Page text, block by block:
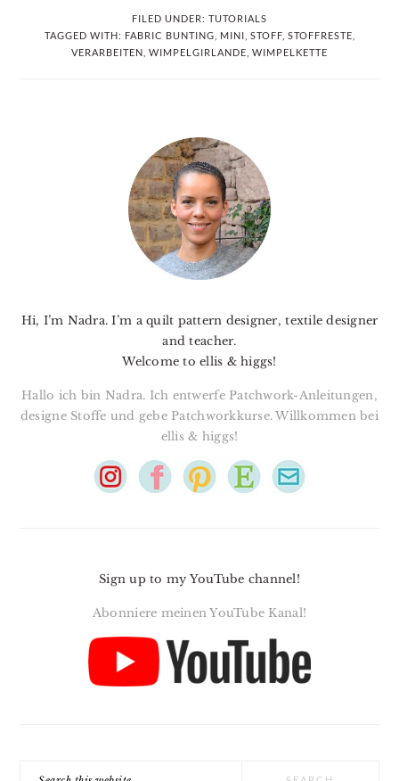
FILED UNDER: TUTORIALS
TAGGED WITH: FABRIC BUNTING MINI STOFF, STOFFRESTE
VERARBEITEN WIMPELGIRLANDE WIMPELKETTE
Hi, I’m Nadra. I’m a quilt pattern designer, textile designer
and teacher.
Welcome to ellis & higgs!
Hallo ich bin Nadra. Ich entwerfe Patchwork-Anleitungen,
designe Stoffe und gebe Patchworkkurse. Willkommen bei
ellis & higgs!
Sign up to my YouTube channel!
Abonniere meinen YouTube Kanal!